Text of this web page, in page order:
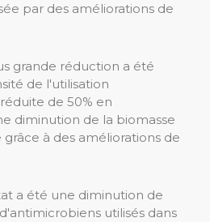
par des améliorations de
grande réduction a été
de l'utilisation
de 50% en
diminution de la biomasse
à des améliorations de
a été une diminution de
utilisés dans